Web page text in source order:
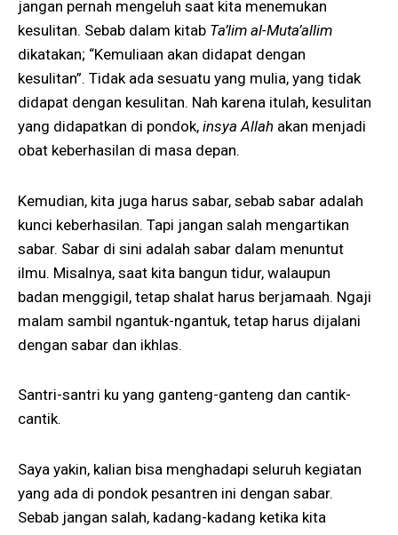
jangan pernah mengeluh saat kita menemukan
kesulitan. Sebab dalam kitab Ta’lim al-Muta’allim
dikatakan; “Kemuliaan akan didapat dengan
kesulitan”. Tidak ada sesuatu yang mulia, yang tidak
didapat dengan kesulitan. Nah karena itulah, kesulitan
yang didapatkan di pondok, insya Allah akan menjadi
obat keberhasilan di masa depan.
Kemudian, kita juga harus sabar, sebab sabar adalah
kunci keberhasilan. Tapi jangan salah mengartikan
sabar. Sabar di sini adalah sabar dalam menuntut
ilmu. Misalnya, saat kita bangun tidur, walaupun
badan menggigil, tetap shalat harus berjamaah. Ngaji
malam sambil ngantuk-ngantuk, tetap harus dijalani
dengan sabar dan ikhlas.
Santri-santri ku yang ganteng-ganteng dan cantik-
cantik.
Saya yakin, kalian bisa menghadapi seluruh kegiatan
yang ada di pondok pesantren ini dengan sabar.
Sebab jangan salah, kadang-kadang ketika kita